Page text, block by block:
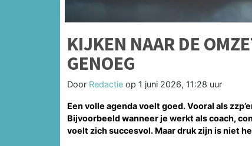
KIJKEN NAAR DE
GENOEG
Door Redactie op 1 juni 2026, 11:28 uur
Een volle agenda voelt goed. Vooral als
Bijvoorbeeld wanneer je werkt als coach,
voelt zich succesvol. Maar druk zijn is niet